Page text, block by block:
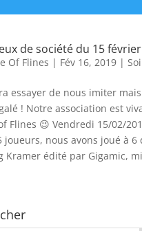
de société du 15
Of Flines | Fév 16, 2019|
essayer de nous imiter
! Notre association est
Flines 😉 Vendredi 15/02/
joueurs, nous avons joué à
Kramer édité par Gigamic,